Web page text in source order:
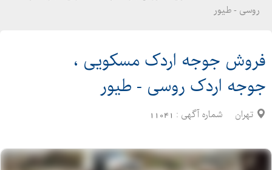
روسی - طیور
فروش جوجه اردک مسکویی ،
جوجه اردک روسی - طیور
تهران شماره آگهی : 11041